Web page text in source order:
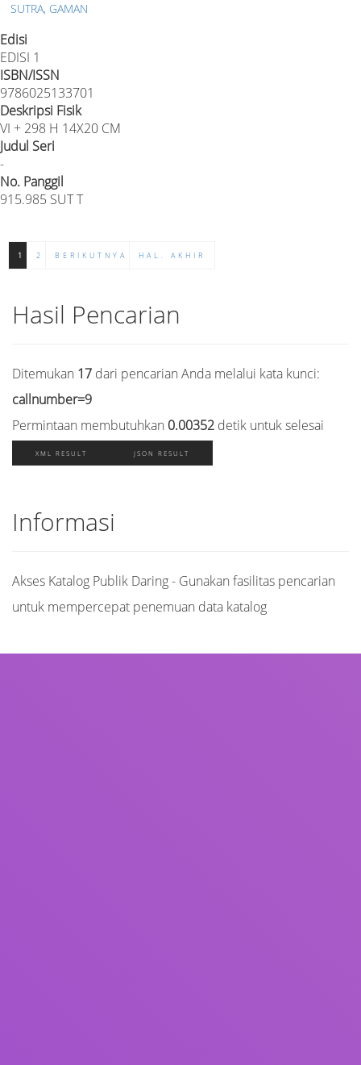
SUTRA, GAMAN
Edisi
EDISI 1
ISBN/ISSN
9786025133701
Deskripsi Fisik
VI + 298 H 14X20 CM
Judul Seri
-
No. Panggil
915.985 SUT T
1 2 BERIKUTNYA HAL. AKHIR
Hasil Pencarian
Ditemukan 17 dari pencarian Anda melalui kata kunci:
callnumber=9
Permintaan membutuhkan 0.00352 detik untuk selesai
XML RESULT JSON RESULT
Informasi
Akses Katalog Publik Daring - Gunakan fasilitas pencarian
untuk mempercepat penemuan data katalog